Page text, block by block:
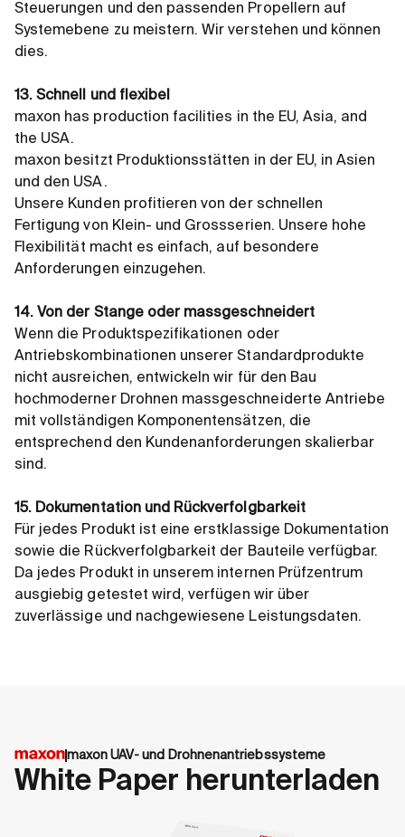
Steuerungen und den passenden Propellern auf
Systemebene zu meistern. Wir verstehen und können
dies.
13. Schnell und flexibel
maxon has production facilities in the EU, Asia, and
the USA.
maxon besitzt Produktionsstätten in der EU, in Asien
und den USA.
Unsere Kunden profitieren von der schnellen
Fertigung von Klein- und Grossserien. Unsere hohe
Flexibilität macht es einfach, auf besondere
Anforderungen einzugehen.
14. Von der Stange oder massgeschneidert
Wenn die Produktspezifikationen oder
Antriebskombinationen unserer Standardprodukte
nicht ausreichen, entwickeln wir für den Bau
hochmoderner Drohnen massgeschneiderte Antriebe
mit vollständigen Komponentensätzen, die
entsprechend den Kundenanforderungen skalierbar
sind.
15. Dokumentation und Rückverfolgbarkeit
Für jedes Produkt ist eine erstklassige Dokumentation
sowie die Rückverfolgbarkeit der Bauteile verfügbar.
Da jedes Produkt in unserem internen Prüfzentrum
ausgiebig getestet wird, verfügen wir über
zuverlässige und nachgewiesene Leistungsdaten.
maxon UAV- und Drohnenantriebssysteme
White Paper herunterladen